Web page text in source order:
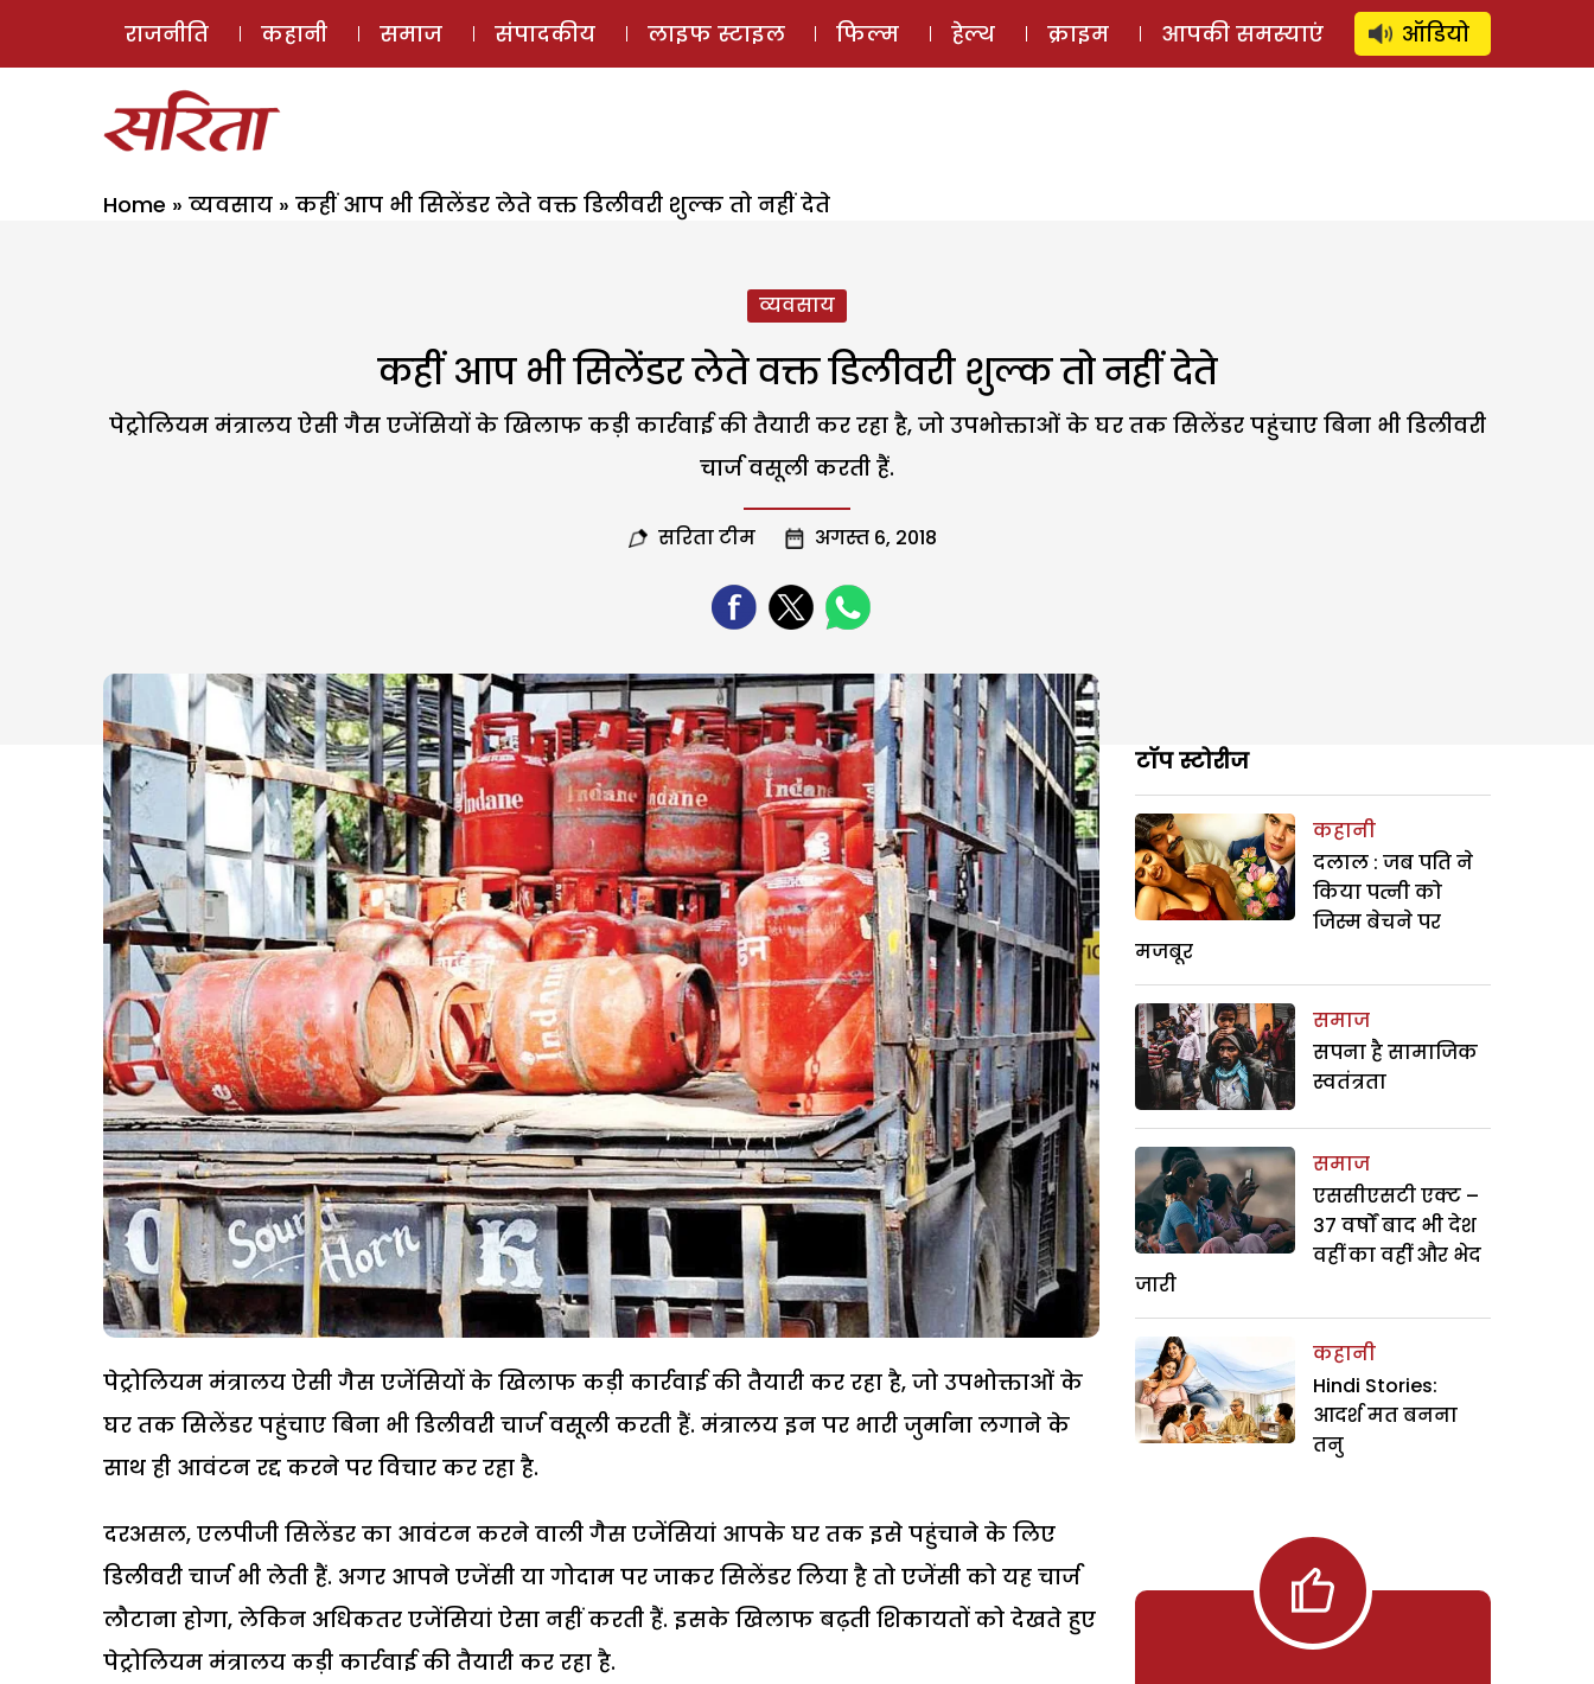
ई-मैगज़ीन ऑडियो स्टोरी लॉग इन ⚲ SUBSCRIBE
राजनीति कहानी समाज संपादकीय लाइफ स्टाइल फिल्म हेल्थ क्राइम आपकी समस्याएं ऑडियो
Home » व्यवसाय » कहीं आप भी सिलेंडर लेते वक्त डिलीवरी शुल्क तो नहीं देते
व्यवसाय
कहीं आप भी सिलेंडर लेते वक्त डिलीवरी शुल्क तो नहीं देते
पेट्रोलियम मंत्रालय ऐसी गैस एजेंसियों के खिलाफ कड़ी कार्रवाई की तैयारी कर रहा है, जो उपभोक्ताओं के घर तक सिलेंडर पहुंचाए बिना भी डिलीवरी
चार्ज वसूली करती हैं.
सरिता टीम अगस्त 6, 2018
पेट्रोलियम मंत्रालय ऐसी गैस एजेंसियों के खिलाफ कड़ी कार्रवाई की तैयारी कर रहा है, जो उपभोक्ताओं के
घर तक सिलेंडर पहुंचाए बिना भी डिलीवरी चार्ज वसूली करती हैं. मंत्रालय इन पर भारी जुर्माना लगाने के
साथ ही आवंटन रद्द करने पर विचार कर रहा है.
दरअसल, एलपीजी सिलेंडर का आवंटन करने वाली गैस एजेंसियां आपके घर तक इसे पहुंचाने के लिए
डिलीवरी चार्ज भी लेती हैं. अगर आपने एजेंसी या गोदाम पर जाकर सिलेंडर लिया है तो एजेंसी को यह चार्ज
लौटाना होगा, लेकिन अधिकतर एजेंसियां ऐसा नहीं करती हैं. इसके खिलाफ बढ़ती शिकायतों को देखते हुए
पेट्रोलियम मंत्रालय कड़ी कार्रवाई की तैयारी कर रहा है.
टॉप स्टोरीज
कहानी
दलाल : जब पति ने
किया पत्नी को
जिस्म बेचने पर
मजबूर
समाज
सपना है सामाजिक
स्वतंत्रता
समाज
एससीएसटी एक्ट –
37 वर्षों बाद भी देश
वहीं का वहीं और भेद
जारी
कहानी
Hindi Stories:
आदर्श मत बनना
तनु